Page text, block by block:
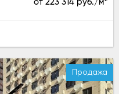
от 223 314 руб./м
Продажа